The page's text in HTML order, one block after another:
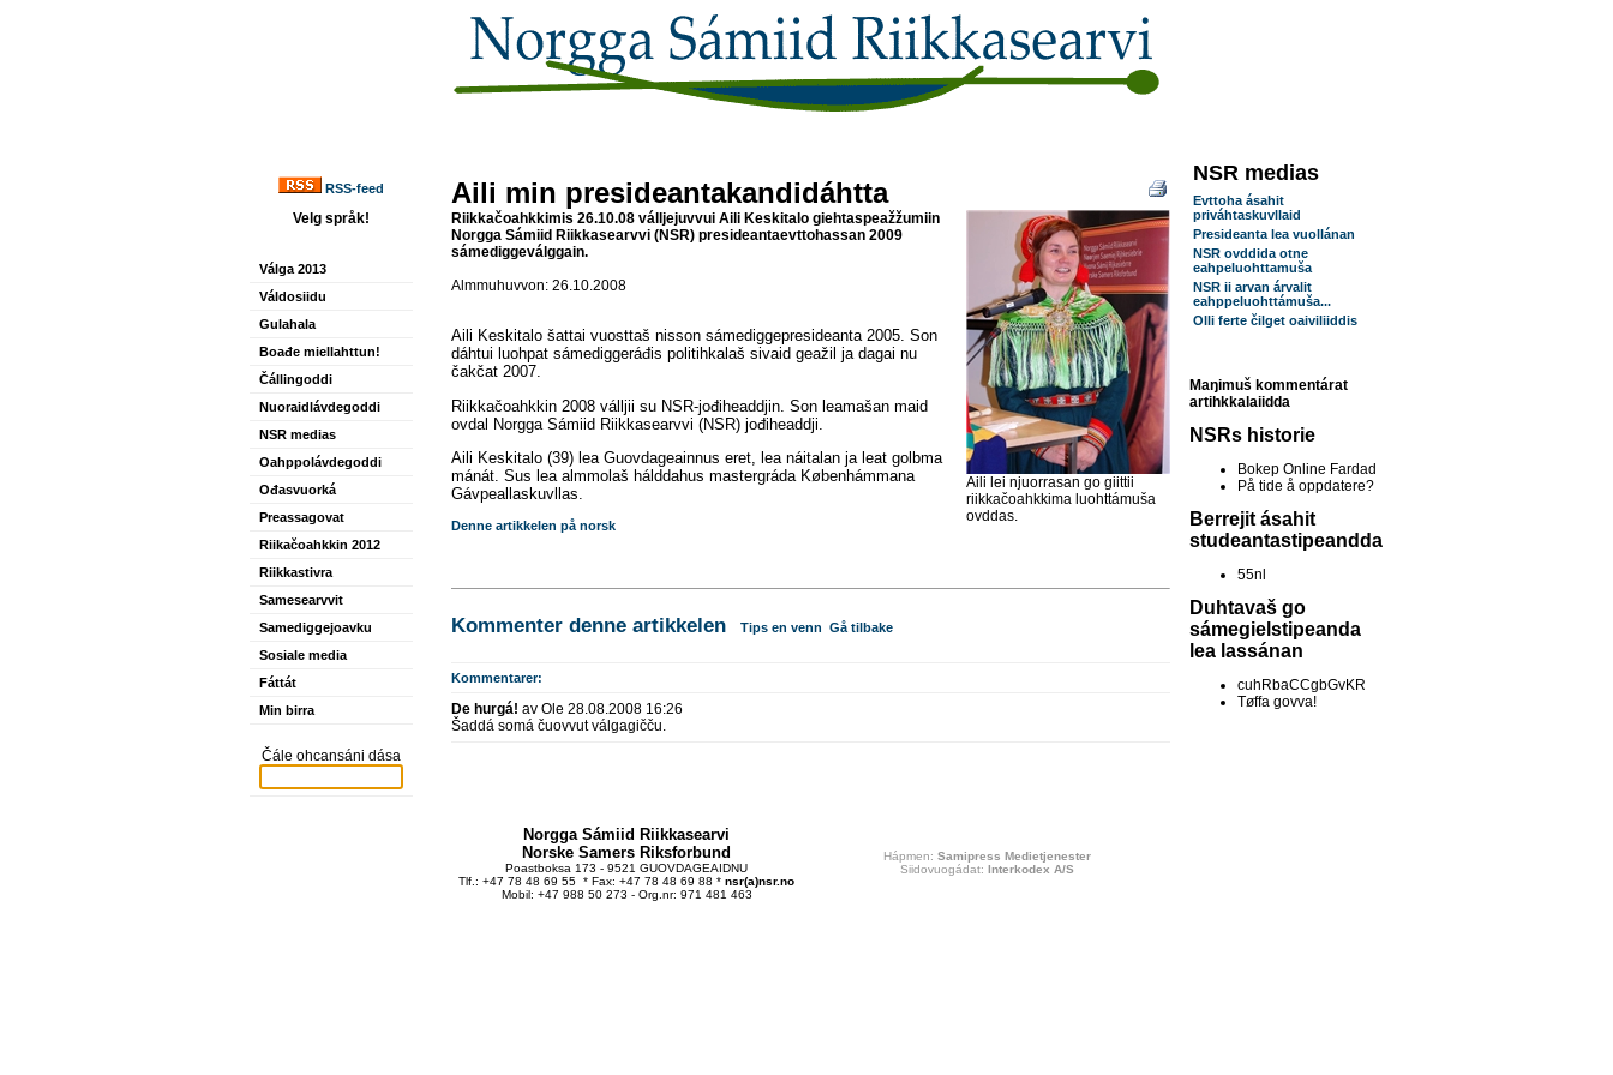
RSS-feed
Velg språk!
Válga 2013
Váldosiidu
Gulahala
Boađe miellahttun!
Čállingoddi
Nuoraidlávdegoddi
NSR medias
Oahppolávdegoddi
Ođasvuorká
Preassagovat
Riikačoahkkin 2012
Riikkastivra
Samesearvvit
Samediggejoavku
Sosiale media
Fáttát
Min birra
Čále ohcansáni dása
Aili min presideantakandidáhtta
Aili lei njuorrasan go giittii
riikkačoahkkima luohttámuša
ovddas.
Riikkačoahkkimis 26.10.08 válljejuvvui Aili Keskitalo giehtaspeažžumiin
Norgga Sámiid Riikkasearvvi (NSR) presideantaevttohassan 2009
sámediggeválggain.
Almmuhuvvon: 26.10.2008
Aili Keskitalo šattai vuosttaš nisson sámediggepresideanta 2005. Son
dáhtui luohpat sámediggeráđis politihkalaš sivaid geažil ja dagai nu
čakčat 2007.
Riikkačoahkkin 2008 válljii su NSR-jođiheaddjin. Son leamašan maid
ovdal Norgga Sámiid Riikkasearvvi (NSR) jođiheaddji.
Aili Keskitalo (39) lea Guovdageainnus eret, lea náitalan ja leat golbma
mánát. Sus lea almmolaš hálddahus mastergráda Københámmana
Gávpeallaskuvllas.
Denne artikkelen på norsk
Kommenter denne artikkelen Tips en venn Gå tilbake
Kommentarer:
De hurgá! av Ole 28.08.2008 16:26
Šaddá somá čuovvut válgagičču.
NSR medias
Evttoha ásahit
priváhtaskuvllaid
Presideanta lea vuollánan
NSR ovddida otne
eahpeluohttamuša
NSR ii arvan árvalit
eahppeluohttámuša...
Olli ferte čilget oaiviliiddis
Maŋimuš kommentárat
artihkkalaiidda
NSRs historie
Bokep Online Fardad
På tide å oppdatere?
Berrejit ásahit
studeantastipeandda
55nl
Duhtavaš go
sámegielstipeanda
lea lassánan
cuhRbaCCgbGvKR
Tøffa govva!
Norgga Sámiid Riikkasearvi
Norske Samers Riksforbund
Poastboksa 173 - 9521 GUOVDAGEAIDNU
Tlf.: +47 78 48 69 55 * Fax: +47 78 48 69 88 * nsr(a)nsr.no
Mobil: +47 988 50 273 - Org.nr: 971 481 463
Hápmen: Samipress Medietjenester
Siidovuogádat: Interkodex A/S